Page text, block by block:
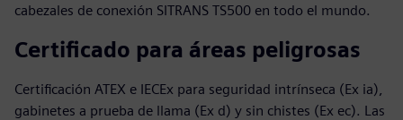
cabezales de conexión SITRANS TS500 en todo el mundo.
Certificado para áreas peligrosas
Certificación ATEX e IECEx para seguridad intrínseca (Ex ia),
gabinetes a prueba de llama (Ex d) y sin chistes (Ex ec). Las